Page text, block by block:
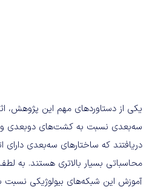
یکی از دستاوردهای مهم این پژوهش،
سه‌بعدی نسبت به کشت‌های دوبعدی
دریافتند که ساختارهای سه‌بعدی
آموزش این شبکه‌های بیولوژیکی